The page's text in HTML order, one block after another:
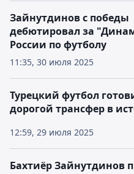
11:35, 30 июля 2025
Зайнутдинов с победы
дебютировал за
России по футболу
12:59, 29 июля 2025
Турецкий футбол
дорогой трансфер в
Бахтиёр Зайнутдинов